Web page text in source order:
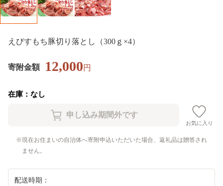
えびすもち豚切り落とし（300ｇ×4）
寄附金額 12,000円
在庫：なし
お気に入り
現在お住まいの自治体へ寄附申込いただいた場合、返礼品は贈答され
ません。
配送時期：